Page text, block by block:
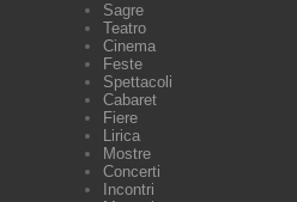
Sagre
Teatro
Cinema
Feste
Spettacoli
Cabaret
Fiere
Lirica
Mostre
Concerti
Incontri